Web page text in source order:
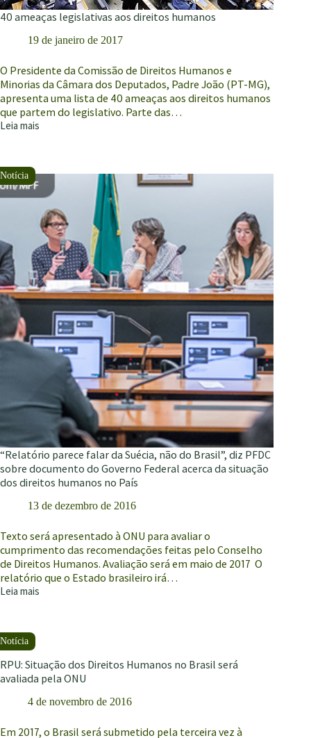
40 ameaças legislativas aos direitos humanos
19 de janeiro de 2017
O Presidente da Comissão de Direitos Humanos e
Minorias da Câmara dos Deputados, Padre João (PT-MG),
apresenta uma lista de 40 ameaças aos direitos humanos
que partem do legislativo. Parte das…
Leia mais
40
aos
direitos
humanos
“Relatório parece falar da Suécia, não do Brasil”, diz PFDC
sobre documento do Governo Federal acerca da situação
dos direitos humanos no País
13 de dezembro de 2016
Texto será apresentado à ONU para avaliar o
cumprimento das recomendações feitas pelo Conselho
de Direitos Humanos. Avaliação será em maio de 2017 O
relatório que o Estado brasileiro irá…
Leia mais
“Relatório
da
Suécia,
não
do
sobre
RPU: Situação dos Direitos Humanos no Brasil será
avaliada pela ONU
4 de novembro de 2016
Em 2017, o Brasil será submetido pela terceira vez à